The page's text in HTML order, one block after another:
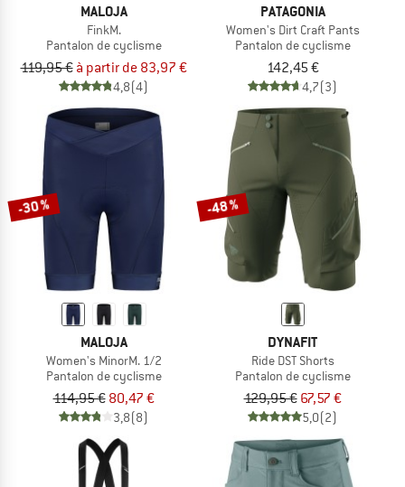
MALOJA
FinkM.
Pantalon de cyclisme
119,95 € à partir de 83,97 €
4,8(4)
PATAGONIA
Women's Dirt Craft Pants
Pantalon de cyclisme
142,45 €
4,7(3)
-30 %
MALOJA
Women's MinorM. 1/2
Pantalon de cyclisme
114,95 € 80,47 €
3,8(8)
-48 %
DYNAFIT
Ride DST Shorts
Pantalon de cyclisme
129,95 € 67,57 €
5,0(2)